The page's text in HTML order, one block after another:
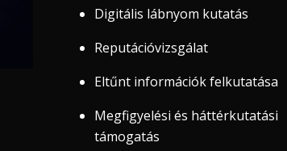
Digitális lábnyom kutatás
Reputációvizsgálat
Eltűnt információk felkutatása
Megfigyelési és háttérkutatási
támogatás